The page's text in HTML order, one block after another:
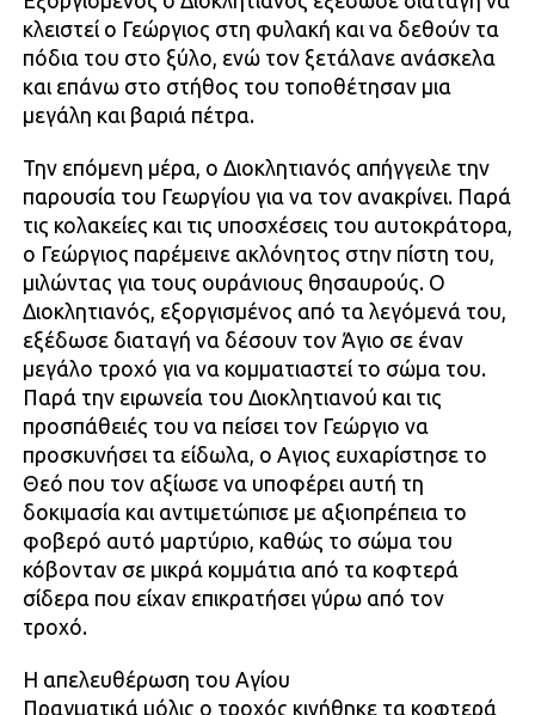
κλειστεί ο Γεώργιος στη φυλακή και να δεθούν τα
πόδια του στο ξύλο, ενώ τον ξετάλανε ανάσκελα
και επάνω στο στήθος του τοποθέτησαν μια
μεγάλη και βαριά πέτρα.
Την επόμενη μέρα, ο Διοκλητιανός απήγγειλε την
παρουσία του Γεωργίου για να τον ανακρίνει. Παρά
τις κολακείες και τις υποσχέσεις του αυτοκράτορα,
ο Γεώργιος παρέμεινε ακλόνητος στην πίστη του,
μιλώντας για τους ουράνιους θησαυρούς. Ο
Διοκλητιανός, εξοργισμένος από τα λεγόμενά του,
εξέδωσε διαταγή να δέσουν τον Άγιο σε έναν
μεγάλο τροχό για να κομματιαστεί το σώμα του.
Παρά την ειρωνεία του Διοκλητιανού και τις
προσπάθειές του να πείσει τον Γεώργιο να
προσκυνήσει τα είδωλα, ο Αγιος ευχαρίστησε το
Θεό που τον αξίωσε να υποφέρει αυτή τη
δοκιμασία και αντιμετώπισε με αξιοπρέπεια το
φοβερό αυτό μαρτύριο, καθώς το σώμα του
κόβονταν σε μικρά κομμάτια από τα κοφτερά
σίδερα που είχαν επικρατήσει γύρω από τον
τροχό.
Η απελευθέρωση του Αγίου
Πραγματικά μόλις ο τροχός κινήθηκε τα κοφτερά